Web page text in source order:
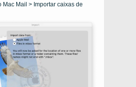
Mac Mail > Importar caixas de